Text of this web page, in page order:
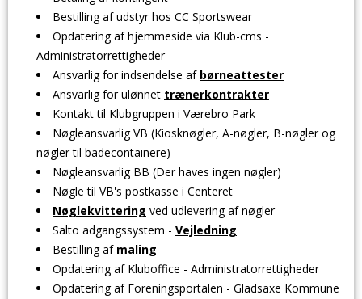
Bestilling af udstyr hos CC Sportswear
Opdatering af hjemmeside via Klub-cms -
Administratorrettigheder
Ansvarlig for indsendelse af børneattester
Ansvarlig for ulønnet trænerkontrakter
Kontakt til Klubgruppen i Værebro Park
Nøgleansvarlig VB (Kiosknøgler, A-nøgler, B-nøgler og
nøgler til badecontainere)
Nøgleansvarlig BB (Der haves ingen nøgler)
Nøgle til VB's postkasse i Centeret
Nøglekvittering ved udlevering af nøgler
Salto adgangssystem - Vejledning
Bestilling af maling
Opdatering af Kluboffice - Administratorrettigheder
Opdatering af Foreningsportalen - Gladsaxe Kommune